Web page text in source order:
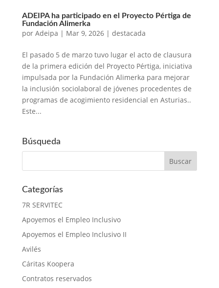
ADEIPA ha participado en el Proyecto Pértiga de
Fundación Alimerka
por Adeipa | Mar 9, 2026| destacada
El pasado 5 de marzo tuvo lugar el acto de clausura
de la primera edición del Proyecto Pértiga, iniciativa
impulsada por la Fundación Alimerka para mejorar
la inclusión sociolaboral de jóvenes procedentes de
programas de acogimiento residencial en Asturias..
Este...
Búsqueda
Categorías
7R SERVITEC
Apoyemos el Empleo Inclusivo
Apoyemos el Empleo Inclusivo II
Avilés
Cáritas Koopera
Contratos reservados